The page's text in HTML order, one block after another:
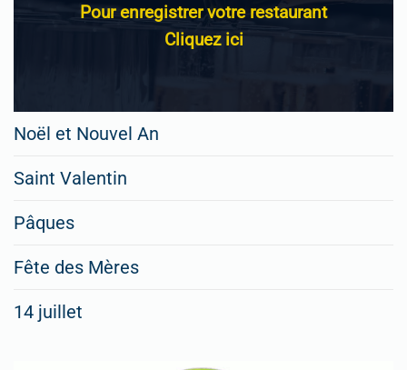
Pour enregistrer votre restaurant
Cliquez ici
Noël et Nouvel An
Saint Valentin
Pâques
Fête des Mères
14 juillet